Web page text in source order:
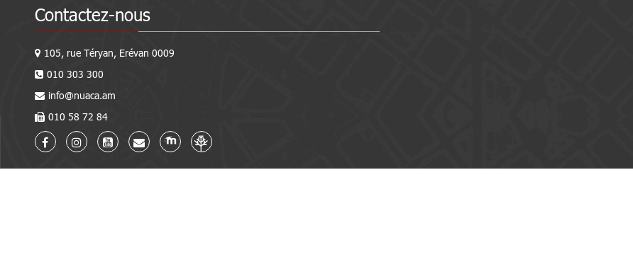
Contactez-nous
105, rue Téryan, Erévan 0009
010 303 300
info@nuaca.am
010 58 72 84